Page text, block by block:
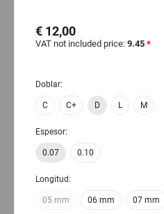
€ 12,00
VAT not included price: 9.45 *
Doblar:
C C+ D L M
Espesor:
0.07 0.10
Longitud:
05 mm 06 mm 07 mm